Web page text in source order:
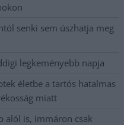
senki sem úszhatja meg
legkeményebb napja
életbe a tartós hatalmas
miatt
alól is, immáron csak